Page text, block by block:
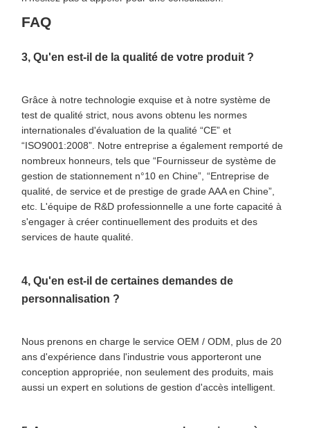
FAQ
3, Qu'en est-il de la qualité de votre produit ?
Grâce à notre technologie exquise et à notre système de
test de qualité strict, nous avons obtenu les normes
internationales d'évaluation de la qualité “CE” et
“ISO9001:2008”. Notre entreprise a également remporté de
nombreux honneurs, tels que “Fournisseur de système de
gestion de stationnement n°10 en Chine”, “Entreprise de
qualité, de service et de prestige de grade AAA en Chine”,
etc. L'équipe de R&D professionnelle a une forte capacité à
s'engager à créer continuellement des produits et des
services de haute qualité.
4, Qu'en est-il de certaines demandes de
personnalisation ?
Nous prenons en charge le service OEM / ODM, plus de 20
ans d'expérience dans l'industrie vous apporteront une
conception appropriée, non seulement des produits, mais
aussi un expert en solutions de gestion d'accès intelligent.